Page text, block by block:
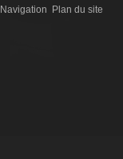
Navigation Plan du site